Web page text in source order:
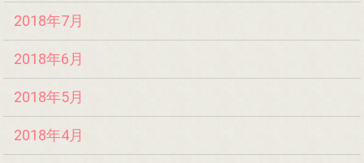
2018年7月
2018年6月
2018年5月
2018年4月